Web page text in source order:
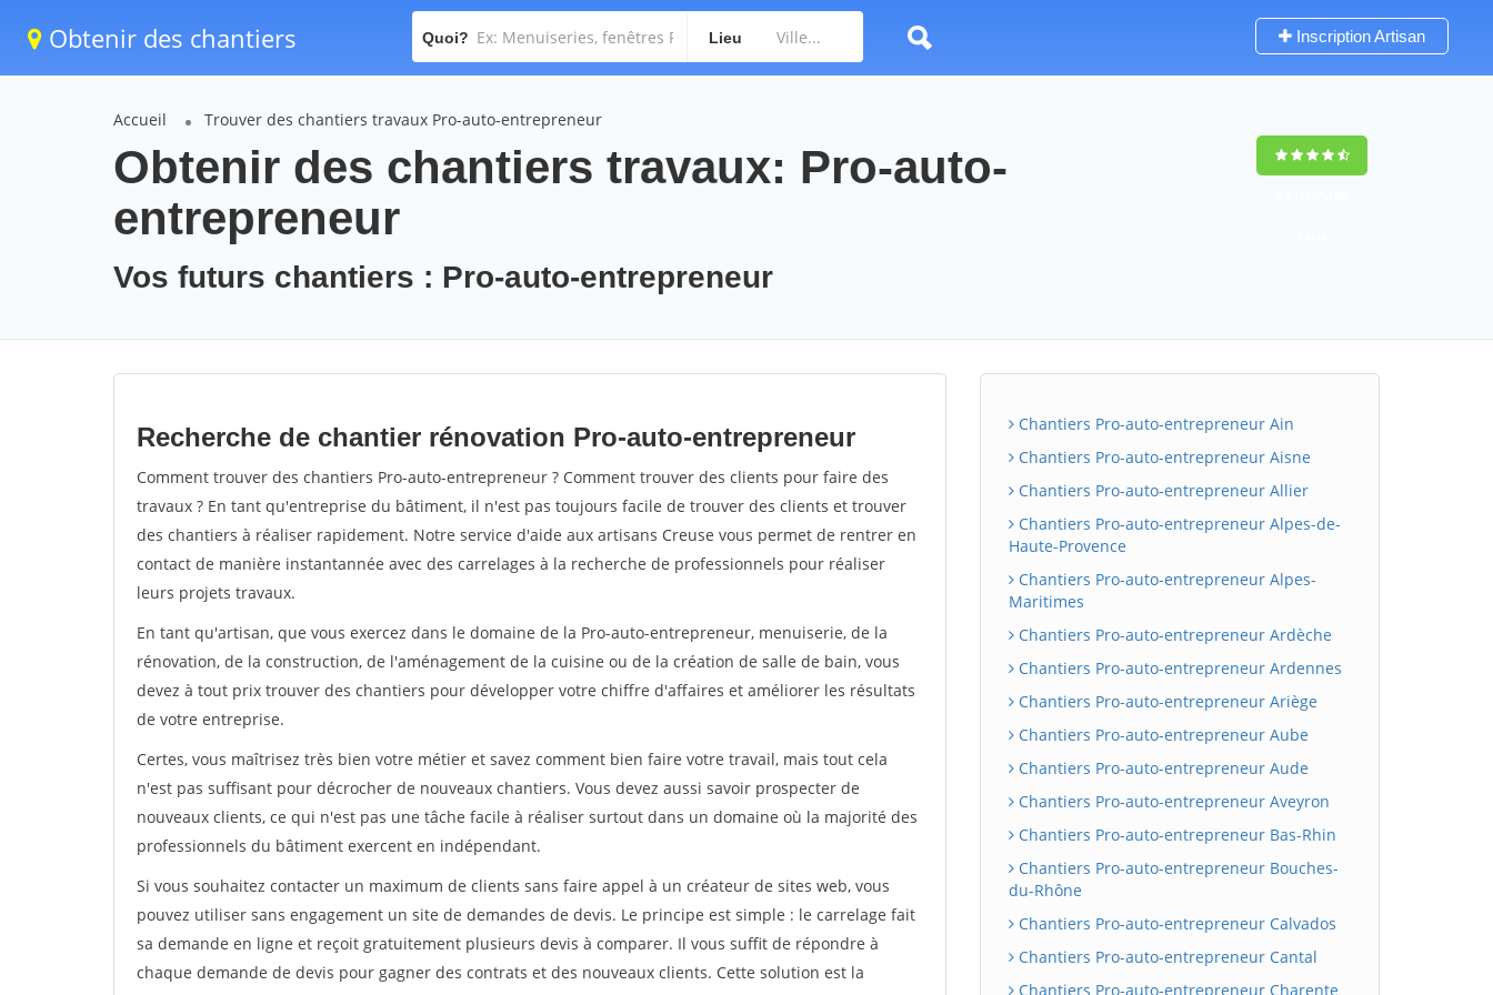
Obtenir des chantiers Quoi? Lieu Inscription Artisan
Accueil Trouver des chantiers travaux Pro-auto-entrepreneur
Obtenir des chantiers travaux: Pro-auto-
entrepreneur
Vos futurs chantiers : Pro-auto-entrepreneur
Recherche de chantier rénovation Pro-auto-entrepreneur
Comment trouver des chantiers Pro-auto-entrepreneur ? Comment trouver des clients pour faire des
travaux ? En tant qu'entreprise du bâtiment, il n'est pas toujours facile de trouver des clients et trouver
des chantiers à réaliser rapidement. Notre service d'aide aux artisans Creuse vous permet de rentrer en
contact de manière instantannée avec des carrelages à la recherche de professionnels pour réaliser
leurs projets travaux.
En tant qu'artisan, que vous exercez dans le domaine de la Pro-auto-entrepreneur, menuiserie, de la
rénovation, de la construction, de l'aménagement de la cuisine ou de la création de salle de bain, vous
devez à tout prix trouver des chantiers pour développer votre chiffre d'affaires et améliorer les résultats
de votre entreprise.
Certes, vous maîtrisez très bien votre métier et savez comment bien faire votre travail, mais tout cela
n'est pas suffisant pour décrocher de nouveaux chantiers. Vous devez aussi savoir prospecter de
nouveaux clients, ce qui n'est pas une tâche facile à réaliser surtout dans un domaine où la majorité des
professionnels du bâtiment exercent en indépendant.
Si vous souhaitez contacter un maximum de clients sans faire appel à un créateur de sites web, vous
pouvez utiliser sans engagement un site de demandes de devis. Le principe est simple : le carrelage fait
sa demande en ligne et reçoit gratuitement plusieurs devis à comparer. Il vous suffit de répondre à
chaque demande de devis pour gagner des contrats et des nouveaux clients. Cette solution est la
Chantiers Pro-auto-entrepreneur Ain
Chantiers Pro-auto-entrepreneur Aisne
Chantiers Pro-auto-entrepreneur Allier
Chantiers Pro-auto-entrepreneur Alpes-de-
Haute-Provence
Chantiers Pro-auto-entrepreneur Alpes-
Maritimes
Chantiers Pro-auto-entrepreneur Ardèche
Chantiers Pro-auto-entrepreneur Ardennes
Chantiers Pro-auto-entrepreneur Ariège
Chantiers Pro-auto-entrepreneur Aube
Chantiers Pro-auto-entrepreneur Aude
Chantiers Pro-auto-entrepreneur Aveyron
Chantiers Pro-auto-entrepreneur Bas-Rhin
Chantiers Pro-auto-entrepreneur Bouches-
du-Rhône
Chantiers Pro-auto-entrepreneur Calvados
Chantiers Pro-auto-entrepreneur Cantal
Chantiers Pro-auto-entrepreneur Charente